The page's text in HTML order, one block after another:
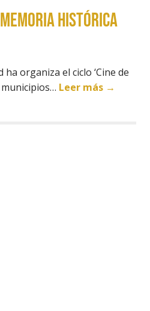
Histórica
organiza el ciclo ‘Cine de
Leer más →